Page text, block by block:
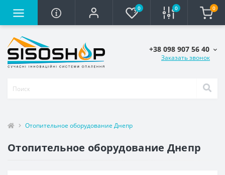
0 0 0
+38 098 907 56 40
Заказать звонок
Отопительное оборудование Днепр
Отопительное оборудование Днепр